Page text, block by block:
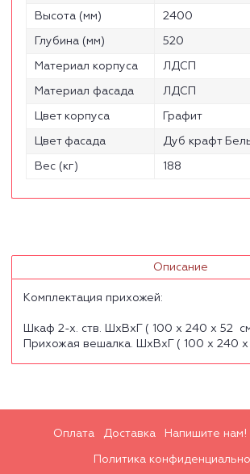
Высота (мм) 2400
Глубина (мм) 520
Материал корпуса ЛДСП
Материал фасада ЛДСП
Цвет корпуса Графит
Цвет фасада Дуб крафт
Вес (кг) 188
Описание
Комплектация прихожей:
Шкаф 2-х. ств. ШхВхГ ( 100 х 240 х 52
Прихожая вешалка. ШхВхГ ( 100 х 240
Оплата Доставка Напишите нам!
Политика